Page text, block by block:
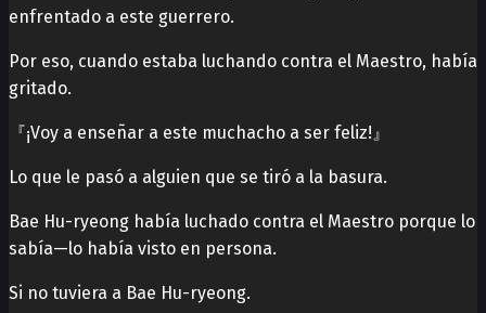
enfrentado a este guerrero.
Por eso, cuando estaba luchando contra el Maestro, había
gritado.
『¡Voy a enseñar a este muchacho a ser feliz!』
Lo que le pasó a alguien que se tiró a la basura.
Bae Hu-ryeong había luchado contra el Maestro porque lo
sabía—lo había visto en persona.
Si no tuviera a Bae Hu-ryeong.